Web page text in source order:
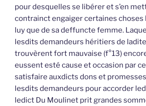
pour desquelles se libérer et s’en
contrainct engaiger certaines choses
luy que de sa deffuncte femme.
lesdits demandeurs héritiers de
trouvèrent fort mauvaise (f°13)
eussent esté cause et occasion par
satisfaire auxdicts dons et
lesdits demandeurs pour accorder
ledict Du Moulinet prit grandes